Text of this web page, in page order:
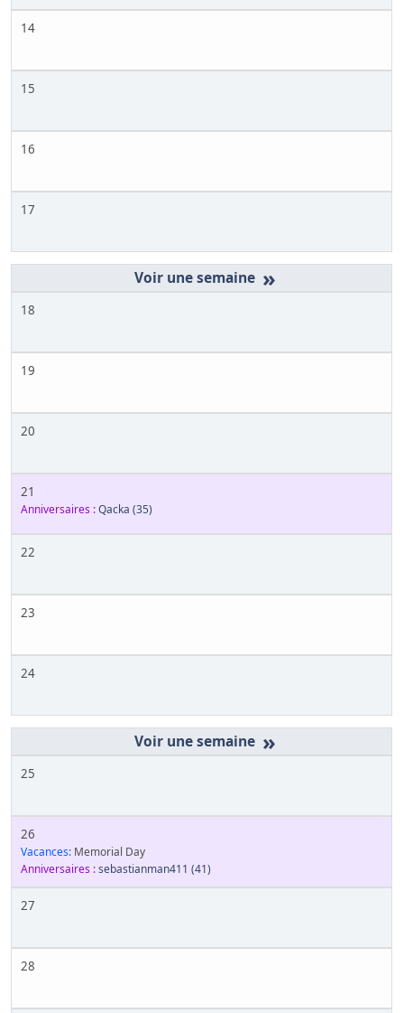
14
15
16
17
»
18
19
20
21
Anniversaires :Qacka (35)
22
23
24
»
25
26
Vacances: Memorial Day
Anniversaires :sebastianman411 (41)
27
28